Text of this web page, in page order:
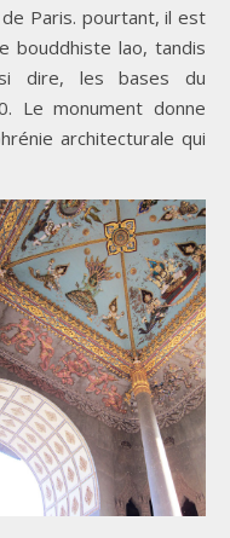
Paris. pourtant, il est
bouddhiste lao, tandis
dire, les bases du
Le monument donne
architecturale qui